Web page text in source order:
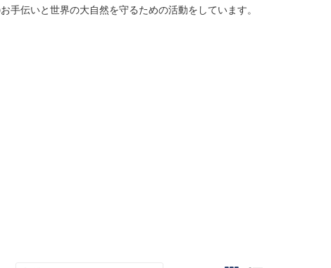
伝いと世界の大自然を守るための活動をしています。